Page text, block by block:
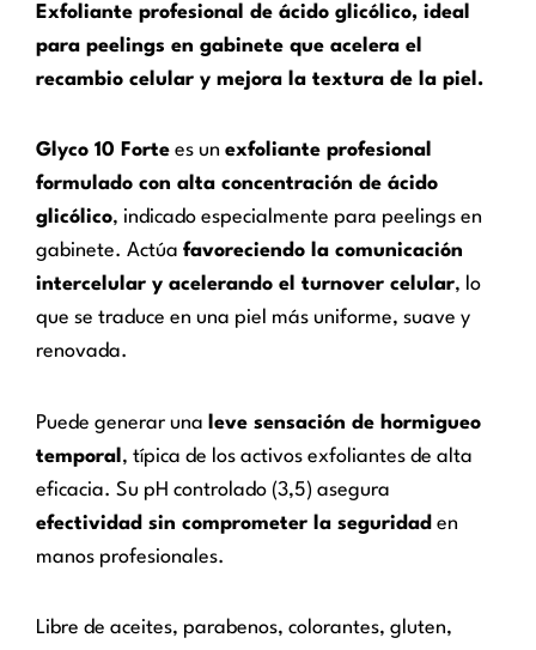
Exfoliante profesional de ácido glicólico, ideal
para peelings en gabinete que acelera el
recambio celular y mejora la textura de la piel.
Glyco 10 Forte es un exfoliante profesional
formulado con alta concentración de ácido
glicólico, indicado especialmente para peelings en
gabinete. Actúa favoreciendo la comunicación
intercelular y acelerando el turnover celular, lo
que se traduce en una piel más uniforme, suave y
renovada.
Puede generar una leve sensación de hormigueo
temporal , típica de los activos exfoliantes de alta
eficacia. Su pH controlado (3,5) asegura
efectividad sin comprometer la seguridad en
manos profesionales.
Libre de aceites, parabenos, colorantes, gluten,